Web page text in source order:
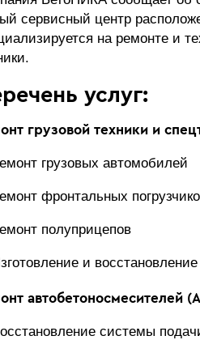
сервисный центр
на ремонте и
услуг:
грузовой техники и
грузовых автомобилей
фронтальных
полуприцепов
и
автобетоносмесителей
системы